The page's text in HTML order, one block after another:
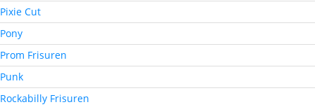
Pixie Cut
Pony
Prom Frisuren
Punk
Rockabilly Frisuren